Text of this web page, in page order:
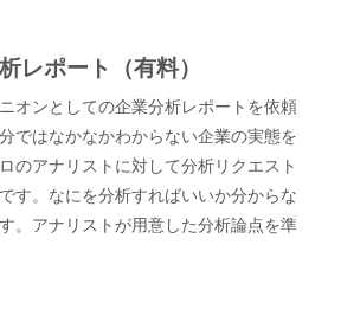
レポート（有料）
オンとしての企業分析レポートを依頼
ではなかなかわからない企業の実態を
のアナリストに対して分析リクエスト
す。なにを分析すればいいか分からな
。アナリストが用意した分析論点を準